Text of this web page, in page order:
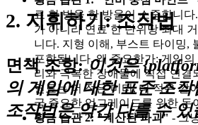
2. 지휘하기: 조작법
면책 조항: 이것은
의 게임에 대한 표준 조
조작법은 약간 다를 수 있
료 한 방울 한 방울이 소중합니
가 아니라 연료 한 단위당 최대
니다. 지형 이해, 부스트 타이밍,
포함됩니다. 왜 중요한가: 게임
리와 극복한 장애물에 직접 연결
연료는 더 적은 미터, 더 적은 깔
국 중요한 업그레이드를 위한 돈
황금 습관 2: "계산된 파괴" - 그